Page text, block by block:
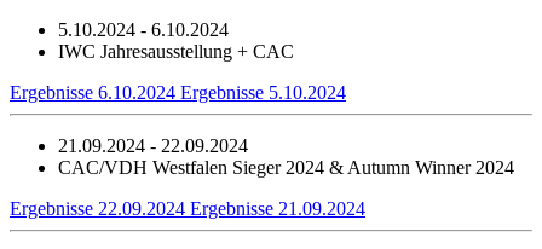
5.10.2024 - 6.10.2024
IWC Jahresausstellung + CAC
Ergebnisse 6.10.2024 Ergebnisse 5.10.2024
21.09.2024 - 22.09.2024
CAC/VDH Westfalen Sieger 2024 & Autumn Winner 2024
Ergebnisse 22.09.2024 Ergebnisse 21.09.2024